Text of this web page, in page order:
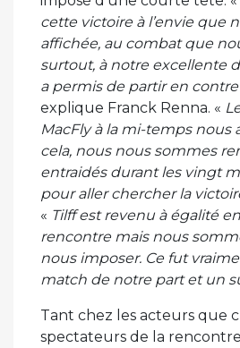
cette victoire à l’envie que
affichée, au combat que
surtout, à notre excellente
a permis de partir en
explique Franck Renna. «
MacFly à la mi-temps nous
cela, nous nous sommes
entraidés durant les vingt
pour aller chercher la
« Tilff est revenu à égalité
rencontre mais nous
nous imposer. Ce fut
match de notre part et un
Tant chez les acteurs que
spectateurs de la